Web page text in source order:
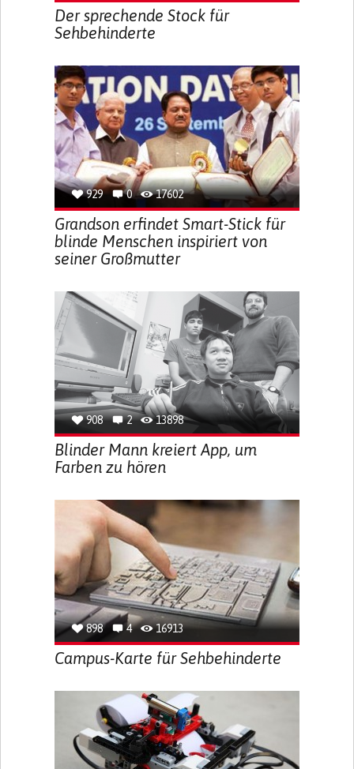
Der sprechende Stock für
Sehbehinderte
929 0 17602
Grandson erfindet Smart-Stick für
blinde Menschen inspiriert von
seiner Großmutter
908 2 13898
Blinder Mann kreiert App, um
Farben zu hören
898 4 16913
Campus-Karte für Sehbehinderte